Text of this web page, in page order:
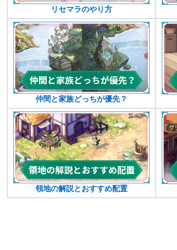
リセマラのやり方
仲間と家族どっちが優先？
領地の解説とおすすめ配置